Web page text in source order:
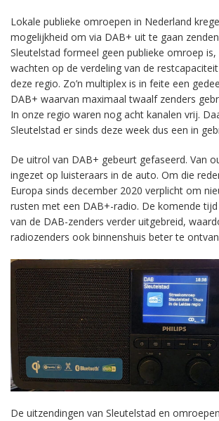
Lokale publieke omroepen in Nederland
mogelijkheid om via DAB+ uit te gaan
Sleutelstad formeel geen publieke omroep
wachten op de verdeling van de
deze regio. Zo’n multiplex is in feite een
DAB+ waarvan maximaal twaalf zenders
In onze regio waren nog acht kanalen vrij.
Sleutelstad er sinds deze week dus een in
De uitrol van DAB+ gebeurt gefaseerd. Van
ingezet op luisteraars in de auto. Om die
Europa sinds december 2020 verplicht om
rusten met een DAB+-radio. De komende
van de DAB-zenders verder uitgebreid,
radiozenders ook binnenshuis beter te
De uitzendingen van Sleutelstad en